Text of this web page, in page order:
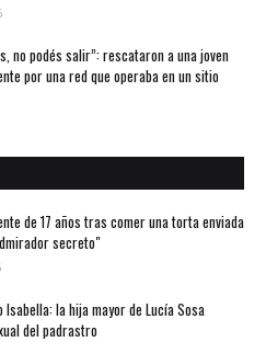
no podés salir”: rescataron a una joven
por una red que operaba en un sitio
de 17 años tras comer una torta enviada
secreto"
Isabella: la hija mayor de Lucía Sosa
del padrastro